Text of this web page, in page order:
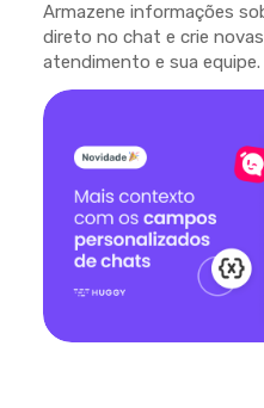
Armazene informações
direto no chat e crie
atendimento e sua equipe.